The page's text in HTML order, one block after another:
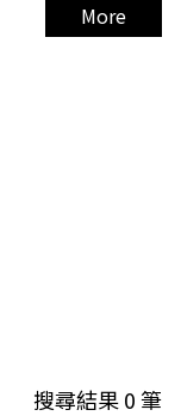
More
搜尋結果0筆